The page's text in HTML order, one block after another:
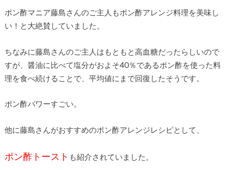
ポン酢マニア藤島さんのご主人もポン酢アレンジ料理を美味し
い！と大絶賛していました。
ちなみに藤島さんのご主人はもともと高血糖だったらしいので
すが、醤油に比べて塩分がおよそ40％であるポン酢を使った料
理を食べ続けることで、平均値にまで回復したそうです。
ポン酢パワーすごい。
他に藤島さんがおすすめのポン酢アレンジレシピとして、
ポン酢トースト も紹介されていました。